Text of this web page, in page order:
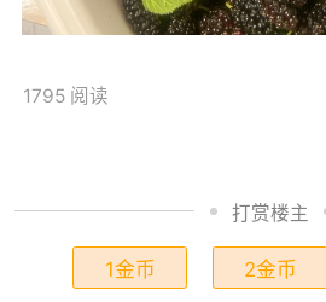
1795 阅读
打赏楼主
1金币 2金币